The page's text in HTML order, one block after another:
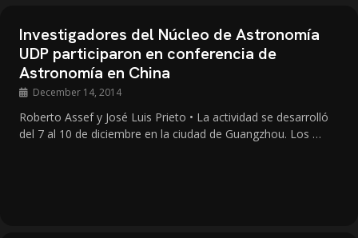
Investigadores del Núcleo de Astronomía
UDP participaron en conferencia de
Astronomía en China
December 14, 2014
Roberto Assef y José Luis Prieto • La actividad se desarrolló
del 7 al 10 de diciembre en la ciudad de Guangzhou. Los …